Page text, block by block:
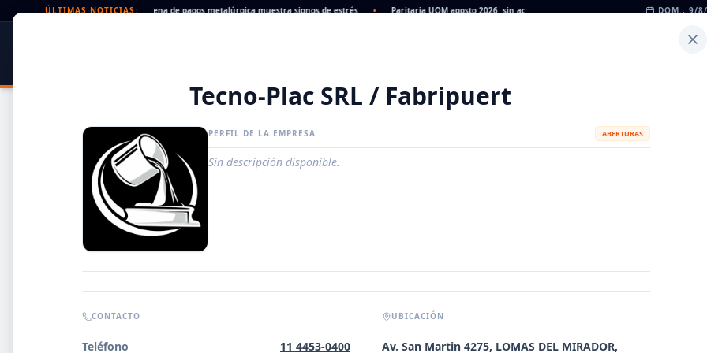
ÚLTIMAS NOTICIAS:
rechazados en alza: la cadena de pagos metalúrgica muestra signos de estrés • Paritaria UOM agosto 2026: sin acuerdo, siguen vigentes los valores de abril •
DOM., 9/
DISTRIBUIDORES METALÚRGICAS FABRICANTES
Tecno-Plac SRL / Fabripuert
PERFIL DE LA EMPRESA ABERTURAS
Sin descripción disponible.
CONTACTO
Teléfono
11 4453-0400
UBICACIÓN
Av. San Martin 4275, LOMAS DEL MIRADOR,